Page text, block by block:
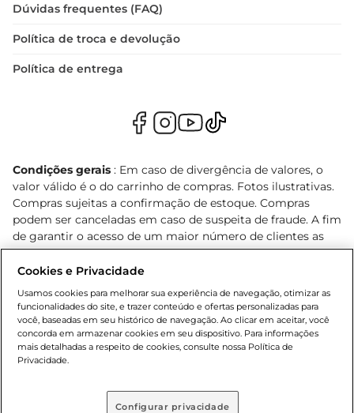
Dúvidas frequentes (FAQ)
Política de troca e devolução
Política de entrega
Condições gerais : Em caso de divergência de valores, o
valor válido é o do carrinho de compras. Fotos ilustrativas.
Compras sujeitas a confirmação de estoque. Compras
podem ser canceladas em caso de suspeita de fraude. A fim
de garantir o acesso de um maior número de clientes as
nossas promoções, a compra de produtos com preços
promocionais poderá ter sua quantidade limitada por
cliente. Os preços, ofertas e condições são exclusivos para
o e-commerce e válidos durante o dia de hoje, podendo
sofrer alterações sem prévia notificação. Proibida a venda
de bebidas alcoólicas para menores de 18 anos, conforme
Lei n.º 8069/90, art. 81, inciso II (Estatuto da Criança e do
prévio. O valor mínimo para as compras on-line é de R$
Cookies e Privacidade
Usamos cookies para melhorar sua experiência de navegação, otimizar as
funcionalidades do site, e trazer conteúdo e ofertas personalizadas para
você, baseadas em seu histórico de navegação. Ao clicar em aceitar, você
concorda em armazenar cookies em seu dispositivo. Para informações
mais detalhadas a respeito de cookies, consulte nossa Política de
Privacidade.
Configurar privacidade